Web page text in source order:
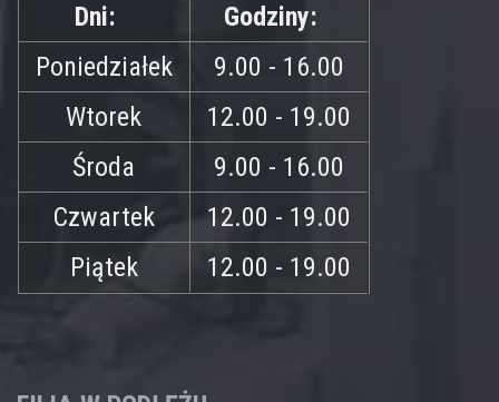
Dni:
Godziny:
Poniedziałek
9.00 - 16.00
Wtorek
12.00 - 19.00
Środa
9.00 - 16.00
Czwartek
12.00 - 19.00
Piątek
12.00 - 19.00